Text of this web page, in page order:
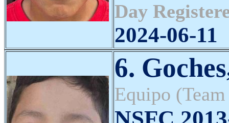
Day
2024-06-11
6.
Equipo